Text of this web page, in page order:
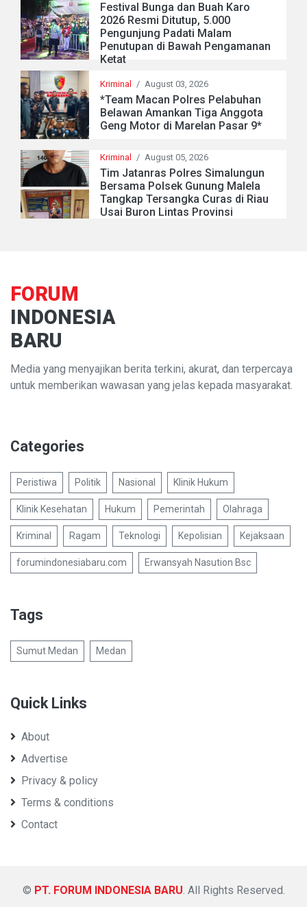
Festival Bunga dan Buah Karo
2026 Resmi Ditutup, 5.000
Pengunjung Padati Malam
Penutupan di Bawah Pengamanan
Ketat
Kriminal / August 03, 2026
*Team Macan Polres Pelabuhan
Belawan Amankan Tiga Anggota
Geng Motor di Marelan Pasar 9*
Kriminal / August 05, 2026
Tim Jatanras Polres Simalungun
Bersama Polsek Gunung Malela
Tangkap Tersangka Curas di Riau
Usai Buron Lintas Provinsi
FORUM
INDONESIA
BARU
Media yang menyajikan berita terkini, akurat, dan terpercaya
untuk memberikan wawasan yang jelas kepada masyarakat.
Categories
Peristiwa Politik Nasional Klinik Hukum
Klinik Kesehatan Hukum Pemerintah Olahraga
Kriminal Ragam Teknologi Kepolisian Kejaksaan
forumindonesiabaru.com Erwansyah Nasution Bsc
Tags
Sumut Medan Medan
Quick Links
About
Advertise
Privacy & policy
Terms & conditions
Contact
© PT. FORUM INDONESIA BARU. All Rights Reserved.